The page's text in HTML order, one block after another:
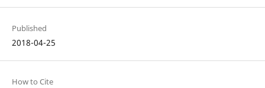
Published
2018-04-25
How to Cite